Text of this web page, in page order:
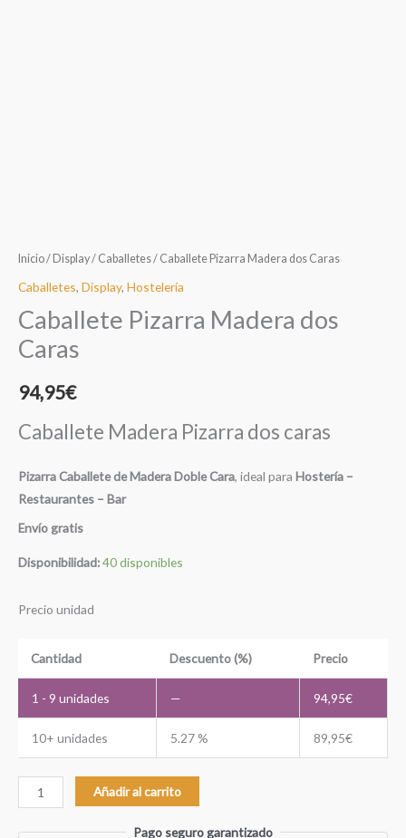
Inicio/ Display/ Caballetes/ Caballete Pizarra Madera dos Caras
Caballetes, Display, Hostelería
Caballete Pizarra Madera dos
Caras
94,95€
Caballete Madera Pizarra dos caras
Pizarra Caballete de Madera Doble Cara, ideal para Hostería –
Restaurantes – Bar
Envío gratis
Disponibilidad:40 disponibles
Precio unidad
Cantidad Descuento (%) Precio
1 - 9 unidades — 94,95€
10+ unidades 5.27 % 89,95€
Caballete
Pizarra
Madera
Añadir al carrito
Pago seguro garantizado